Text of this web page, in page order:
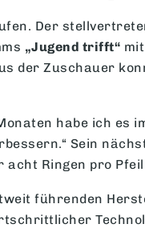
Der
„Jugend trifft“
der Zuschauer
habe ich es
Sein
acht Ringen pro
führenden